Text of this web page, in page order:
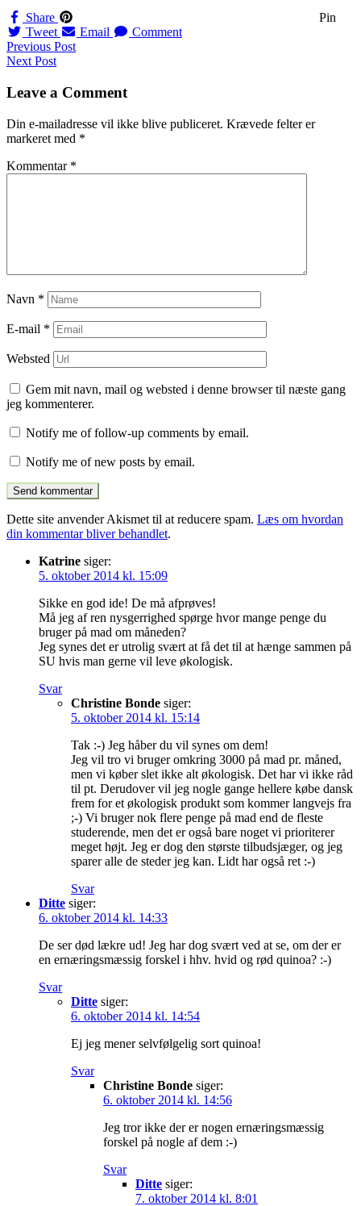
Share
Pin
Tweet
Email Comment
Navigation
til
indlæg
Previous Post
Next Post
Leave a Comment
Din e-mailadresse vil ikke blive publiceret. Krævede felter er
markeret med *
Kommentar *
Navn *
E-mail *
Websted
Gem mit navn, mail og websted i denne browser til næste gang
jeg kommenterer.
Notify me of follow-up comments by email.
Notify me of new posts by email.
Dette site anvender Akismet til at reducere spam. Læs om hvordan
din kommentar bliver behandlet.
Katrine siger:
5. oktober 2014 kl. 15:09
Sikke en god ide! De må afprøves!
Må jeg af ren nysgerrighed spørge hvor mange penge du
bruger på mad om måneden?
Jeg synes det er utrolig svært at få det til at hænge sammen på
SU hvis man gerne vil leve økologisk.
Svar
Christine Bonde siger:
5. oktober 2014 kl. 15:14
Tak :-) Jeg håber du vil synes om dem!
Jeg vil tro vi bruger omkring 3000 på mad pr. måned,
men vi køber slet ikke alt økologisk. Det har vi ikke råd
til pt. Derudover vil jeg nogle gange hellere købe dansk
frem for et økologisk produkt som kommer langvejs fra
;-) Vi bruger nok flere penge på mad end de fleste
studerende, men det er også bare noget vi prioriterer
meget højt. Jeg er dog den største tilbudsjæger, og jeg
sparer alle de steder jeg kan. Lidt har også ret :-)
Svar
Ditte siger:
6. oktober 2014 kl. 14:33
De ser død lækre ud! Jeg har dog svært ved at se, om der er
en ernæringsmæssig forskel i hhv. hvid og rød quinoa? :-)
Svar
Ditte siger:
6. oktober 2014 kl. 14:54
Ej jeg mener selvfølgelig sort quinoa!
Svar
Christine Bonde siger:
6. oktober 2014 kl. 14:56
Jeg tror ikke der er nogen ernæringsmæssig
forskel på nogle af dem :-)
Svar
Ditte siger:
7. oktober 2014 kl. 8:01